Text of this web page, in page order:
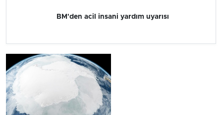
BM'den acil insani yardım uyarısı